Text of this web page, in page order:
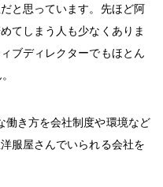
と思っています。先ほど阿
てしまう人も少なくありま
ブディレクターでもほとん
き方を会社制度や環境など
服屋さんでいられる会社を